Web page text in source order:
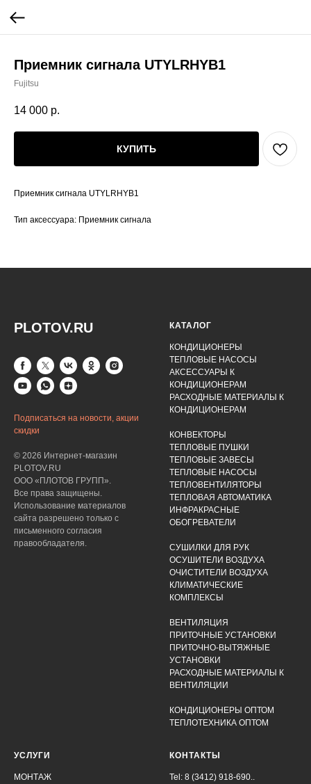
Приемник сигнала UTYLRHYB1
Fujitsu
14 000 р.
КУПИТЬ
Приемник сигнала UTYLRHYB1
Тип аксессуара: Приемник сигнала
PLOTOV.RU
Подписаться на новости, акции
скидки
© 2026 Интернет-магазин
PLOTOV.RU
ООО «ПЛОТОВ ГРУПП».
Все права защищены.
Использование материалов
сайта разрешено только с
письменного согласия
правообладателя.
КАТАЛОГ
КОНДИЦИОНЕРЫ
ТЕПЛОВЫЕ НАСОСЫ
АКСЕССУАРЫ К
КОНДИЦИОНЕРАМ
РАСХОДНЫЕ МАТЕРИАЛЫ К
КОНДИЦИОНЕРАМ
КОНВЕКТОРЫ
ТЕПЛОВЫЕ ПУШКИ
ТЕПЛОВЫЕ ЗАВЕСЫ
ТЕПЛОВЫЕ НАСОСЫ
ТЕПЛОВЕНТИЛЯТОРЫ
ТЕПЛОВАЯ АВТОМАТИКА
ИНФРАКРАСНЫЕ
ОБОГРЕВАТЕЛИ
СУШИЛКИ ДЛЯ РУК
ОСУШИТЕЛИ ВОЗДУХА
ОЧИСТИТЕЛИ ВОЗДУХА
КЛИМАТИЧЕСКИЕ
КОМПЛЕКСЫ
ВЕНТИЛЯЦИЯ
ПРИТОЧНЫЕ УСТАНОВКИ
ПРИТОЧНО-ВЫТЯЖНЫЕ
УСТАНОВКИ
РАСХОДНЫЕ МАТЕРИАЛЫ К
ВЕНТИЛЯЦИИ
КОНДИЦИОНЕРЫ ОПТОМ
ТЕПЛОТЕХНИКА ОПТОМ
УСЛУГИ
МОНТАЖ
КОНТАКТЫ
Tel: 8 (3412) 918-690..